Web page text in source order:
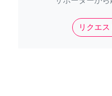
リクエ